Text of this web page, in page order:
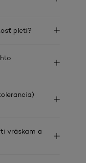
pleti?
vráskam a